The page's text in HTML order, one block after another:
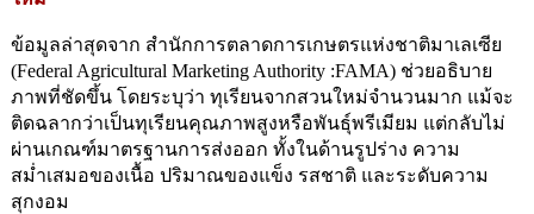
ข้อมูลล่าสุดจาก สำนักการตลาดการเกษตรแห่งชาติมาเลเซีย
(Federal Agricultural Marketing Authority :FAMA) ช่วยอธิบาย
ภาพที่ชัดขึ้น โดยระบุว่า ทุเรียนจากสวนใหม่จำนวนมาก แม้จะ
ติดฉลากว่าเป็นทุเรียนคุณภาพสูงหรือพันธุ์พรีเมียม แต่กลับไม่
ผ่านเกณฑ์มาตรฐานการส่งออก ทั้งในด้านรูปร่าง ความ
สม่ำเสมอของเนื้อ ปริมาณของแข็ง รสชาติ และระดับความ
สุกงอม